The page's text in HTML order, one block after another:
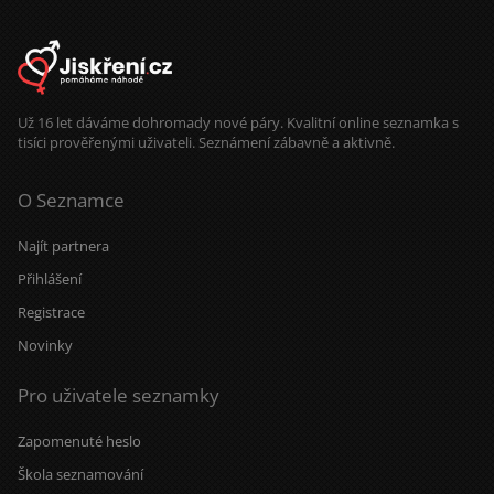
energii. A když se naše cesty
protnou, vezmu to jako znamení, že
vesmír má občas opravdu dobré
Už 16 let dáváme dohromady nové páry. Kvalitní online seznamka s
tisíci prověřenými uživateli. Seznámení zábavně a aktivně.
O Seznamce
Najít partnera
Přihlášení
Registrace
Novinky
Pro uživatele seznamky
Zapomenuté heslo
Škola seznamování